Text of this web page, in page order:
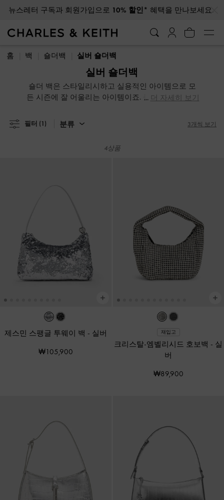
뉴스레터 구독과 회원가입으로 10% 할인* 혜택을 만나보세요.
뉴스레터 구독과 회원가입으로10% 할인* 혜택을 만나보세요.
홈 백 숄더백 실버 숄더백
실버 숄더백
숄더 백은 스타일리시하고 실용적인 아이템으로 모
든 시즌에 잘 어울리는 아이템이죠. 클래식한 디자인
으로 사용하기 좋은 다채로운 디자인이 준비되어 있
습니다. 낮 동안에는 캐주얼한 디자인의 티셔츠와 청
되면, 텍스처가 돋보이거나 패턴이 있는 숄더 백을 들
더 자세히 보기
필터 (1) 분류 3개씩 보기
4상품
제스민 스팽글 투웨이 백 - 실버
₩105,900
재입고
크리스탈-엠벨리시드 호보백 - 실
버
₩89,900